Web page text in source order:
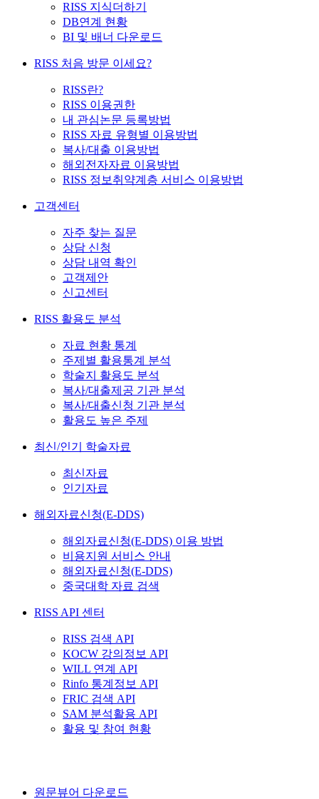
RISS 지식더하기
DB연계 현황
BI 및 배너 다운로드
RISS 처음 방문 이세요?
RISS란?
RISS 이용권한
내 관심논문 등록방법
RISS 자료 유형별 이용방법
복사/대출 이용방법
해외전자자료 이용방법
RISS 정보취약계층 서비스 이용방법
고객센터
자주 찾는 질문
상담 신청
상담 내역 확인
고객제안
신고센터
RISS 활용도 분석
자료 현황 통계
주제별 활용통계 분석
학술지 활용도 분석
복사/대출제공 기관 분석
복사/대출신청 기관 분석
활용도 높은 주제
최신/인기 학술자료
최신자료
인기자료
해외자료신청(E-DDS)
해외자료신청(E-DDS) 이용 방법
비용지원 서비스 안내
해외자료신청(E-DDS)
중국대학 자료 검색
RISS API 센터
RISS 검색 API
KOCW 강의정보 API
WILL 연계 API
Rinfo 통계정보 API
FRIC 검색 API
SAM 분석활용 API
활용 및 참여 현황
원문뷰어 다운로드